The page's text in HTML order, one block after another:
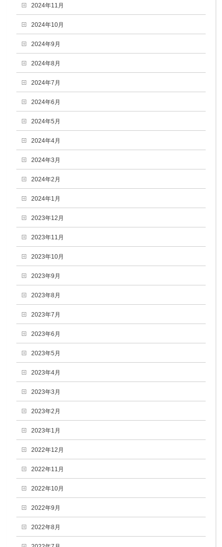
2024年11月
2024年10月
2024年9月
2024年8月
2024年7月
2024年6月
2024年5月
2024年4月
2024年3月
2024年2月
2024年1月
2023年12月
2023年11月
2023年10月
2023年9月
2023年8月
2023年7月
2023年6月
2023年5月
2023年4月
2023年3月
2023年2月
2023年1月
2022年12月
2022年11月
2022年10月
2022年9月
2022年8月